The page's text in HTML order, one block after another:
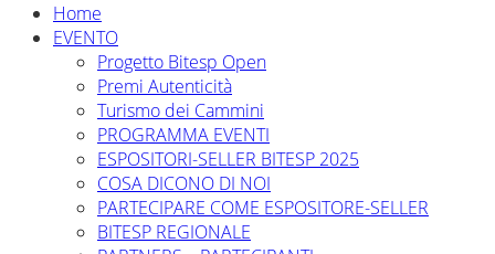
Home
EVENTO
Progetto Bitesp Open
Premi Autenticità
Turismo dei Cammini
PROGRAMMA EVENTI
ESPOSITORI-SELLER BITESP 2025
COSA DICONO DI NOI
PARTECIPARE COME ESPOSITORE-SELLER
BITESP REGIONALE